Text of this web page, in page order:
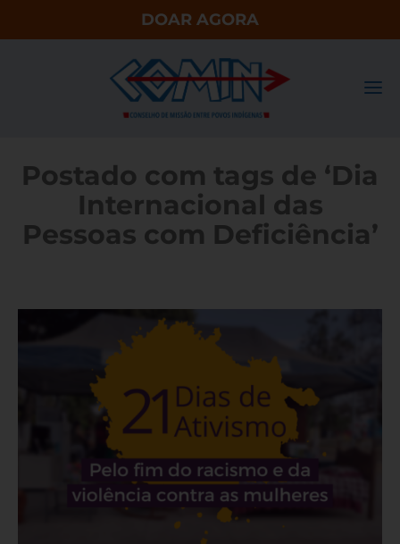
DOAR AGORA
Postado com tags de ‘Dia
Internacional das
Pessoas com Deficiência’